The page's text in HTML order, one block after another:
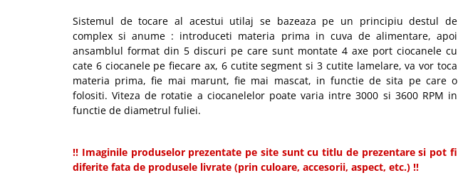
Sistemul de tocare al acestui utilaj se bazeaza pe un principiu destul de
complex si anume : introduceti materia prima in cuva de alimentare, apoi
ansamblul format din 5 discuri pe care sunt montate 4 axe port ciocanele cu
cate 6 ciocanele pe fiecare ax, 6 cutite segment si 3 cutite lamelare, va vor toca
materia prima, fie mai marunt, fie mai mascat, in functie de sita pe care o
folositi. Viteza de rotatie a ciocanelelor poate varia intre 3000 si 3600 RPM in
functie de diametrul fuliei.
!! Imaginile produselor prezentate pe site sunt cu titlu de prezentare si pot fi
diferite fata de produsele livrate (prin culoare, accesorii, aspect, etc.) !!